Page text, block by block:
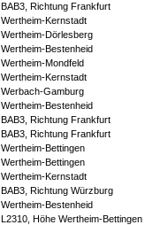
BAB3, Richtung Frankfurt
Wertheim-Kernstadt
Wertheim-Dörlesberg
Wertheim-Bestenheid
Wertheim-Mondfeld
Wertheim-Kernstadt
Werbach-Gamburg
Wertheim-Bestenheid
BAB3, Richtung Frankfurt
BAB3, Richtung Frankfurt
Wertheim-Bettingen
Wertheim-Bettingen
Wertheim-Kernstadt
BAB3, Richtung Würzburg
Wertheim-Bestenheid
L2310, Höhe Wertheim-Bettingen